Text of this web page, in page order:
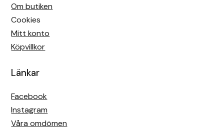
Om butiken
Cookies
Mitt konto
Köpvillkor
Länkar
Facebook
Instagram
Våra omdömen